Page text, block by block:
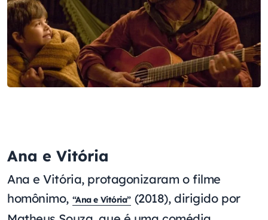
Ana e Vitória
Ana e Vitória, protagonizaram o filme
homônimo, “Ana e Vitória” (2018), dirigido por